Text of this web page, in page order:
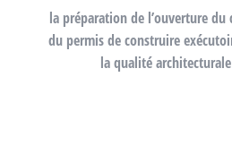
la préparation de l’ouverture du
du permis de construire
la qualité